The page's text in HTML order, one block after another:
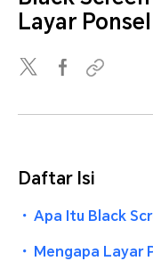
Layar
Daftar Isi
・ Apa Itu Black
・ Mengapa Layar